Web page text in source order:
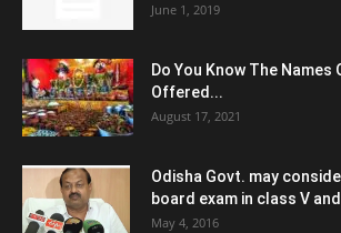
June 1, 2019
Do You Know The Names
Offered...
August 17, 2021
Odisha Govt. may
board exam in class V
May 4, 2016